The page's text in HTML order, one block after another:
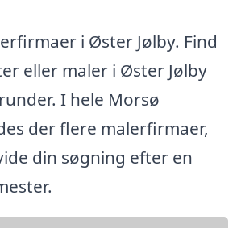
i Øster Jølby. Find
eller maler i Øster Jølby
I hele Morsø
der flere malerfirmaer,
din søgning efter en